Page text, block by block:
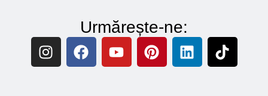
Urmărește-ne: